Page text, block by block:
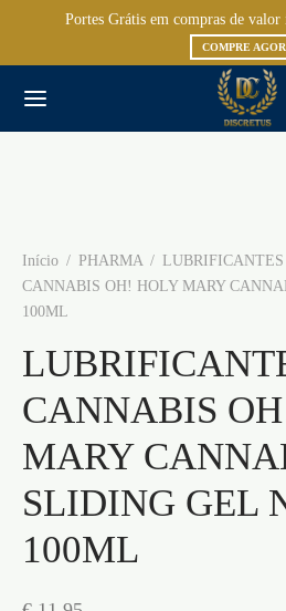
Portes Grátis em compras de
COMPRE
Início / PHARMA / LUBRIFICANTES
CANNABIS OH! HOLY MARY
100ML
CANNABIS
MARY
SLIDING GEL
100ML